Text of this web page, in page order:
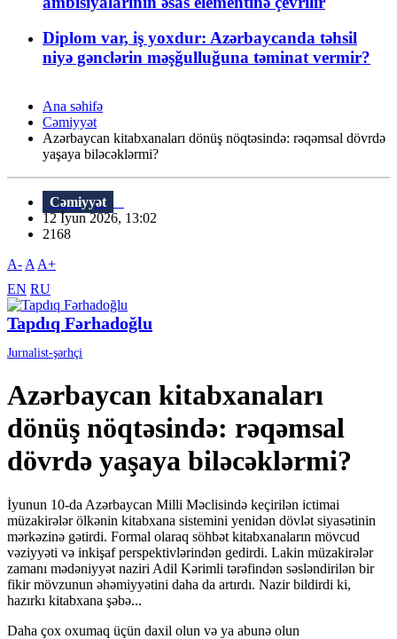
Diplom var, iş yoxdur: Azərbaycanda təhsil
niyə gənclərin məşğulluğuna təminat vermir?
Ana səhifə
Cəmiyyət
Azərbaycan kitabxanaları dönüş nöqtəsində: rəqəmsal dövrdə
yaşaya biləcəklərmi?
Cəmiyyət
12 İyun 2026, 13:02
2168
A- A A+
EN RU
Tapdıq Fərhadoğlu
Jurnalist-şərhçi
Azərbaycan kitabxanaları
dönüş nöqtəsində: rəqəmsal
dövrdə yaşaya biləcəklərmi?
İyunun 10-da Azərbaycan Milli Məclisində keçirilən ictimai
müzakirələr ölkənin kitabxana sistemini yenidən dövlət siyasətinin
mərkəzinə gətirdi. Formal olaraq söhbət kitabxanaların mövcud
vəziyyəti və inkişaf perspektivlərindən gedirdi. Lakin müzakirələr
zamanı mədəniyyət naziri Adil Kərimli tərəfindən səsləndirilən bir
fikir mövzunun əhəmiyyətini daha da artırdı. Nazir bildirdi ki,
hazırkı kitabxana şəbə...
Daha çox oxumaq üçün daxil olun və ya abunə olun